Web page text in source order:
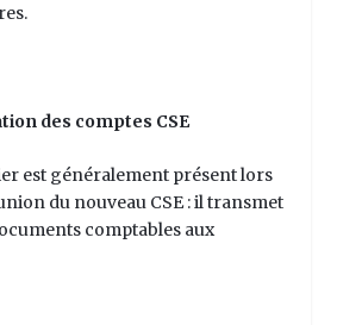
des comptes CSE
est généralement présent lors
du nouveau CSE : il transmet
comptables aux